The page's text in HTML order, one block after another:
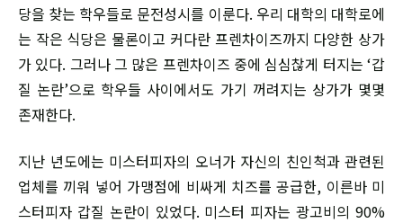
당을 찾는 학우들로 문전성시를 이룬다. 우리 대학의 대학로에
는 작은 식당은 물론이고 커다란 프렌차이즈까지 다양한 상가
가 있다. 그러나 그 많은 프렌차이즈 중에 심심찮게 터지는 ‘갑
질 논란’으로 학우들 사이에서도 가기 꺼려지는 상가가 몇몇
존재한다.
지난 년도에는 미스터피자의 오너가 자신의 친인척과 관련된
업체를 끼워 넣어 가맹점에 비싸게 치즈를 공급한, 이른바 미
스터피자 갑질 논란이 있었다. 미스터 피자는 광고비의 90%